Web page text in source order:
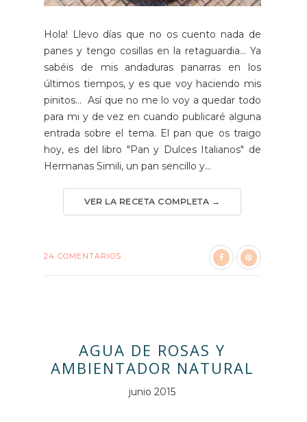
Hola! Llevo días que no os cuento nada de
panes y tengo cosillas en la retaguardia... Ya
sabéis de mis andaduras panarras en los
últimos tiempos, y es que voy haciendo mis
pinitos... Así que no me lo voy a quedar todo
para mi y de vez en cuando publicaré alguna
entrada sobre el tema. El pan que os traigo
hoy, es del libro "Pan y Dulces Italianos" de
Hermanas Simili, un pan sencillo y...
VER LA RECETA COMPLETA →
24 COMENTARIOS
AGUA DE ROSAS Y
AMBIENTADOR NATURAL
junio 2015